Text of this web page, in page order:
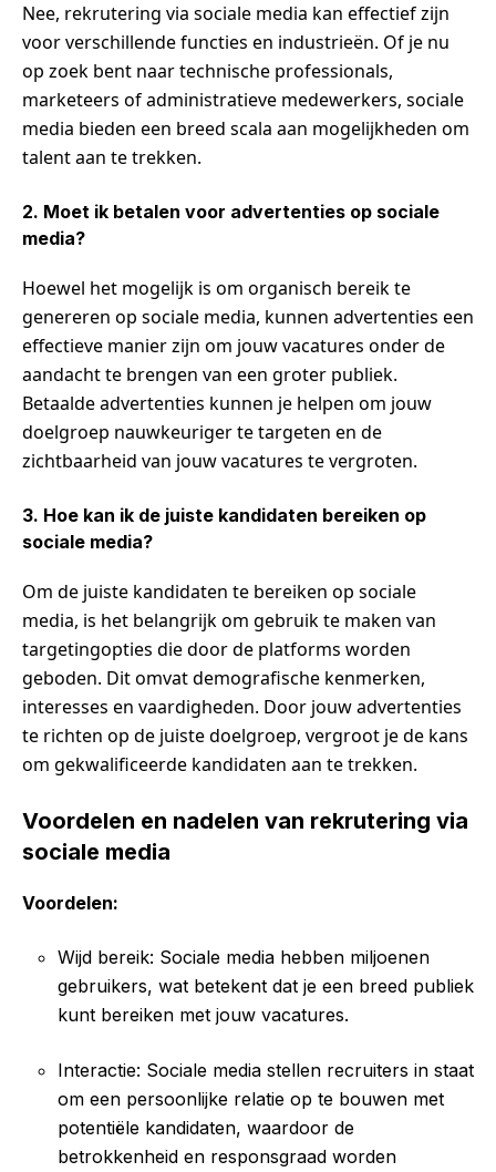
Nee, rekrutering via sociale media kan effectief zijn
voor verschillende functies en industrieën. Of je nu
op zoek bent naar technische professionals,
marketeers of administratieve medewerkers, sociale
media bieden een breed scala aan mogelijkheden om
talent aan te trekken.
2. Moet ik betalen voor advertenties op sociale
media?
Hoewel het mogelijk is om organisch bereik te
genereren op sociale media, kunnen advertenties een
effectieve manier zijn om jouw vacatures onder de
aandacht te brengen van een groter publiek.
Betaalde advertenties kunnen je helpen om jouw
doelgroep nauwkeuriger te targeten en de
zichtbaarheid van jouw vacatures te vergroten.
3. Hoe kan ik de juiste kandidaten bereiken op
sociale media?
Om de juiste kandidaten te bereiken op sociale
media, is het belangrijk om gebruik te maken van
targetingopties die door de platforms worden
geboden. Dit omvat demografische kenmerken,
interesses en vaardigheden. Door jouw advertenties
te richten op de juiste doelgroep, vergroot je de kans
om gekwalificeerde kandidaten aan te trekken.
Voordelen en nadelen van rekrutering via
sociale media
Voordelen:
Wijd bereik: Sociale media hebben miljoenen
gebruikers, wat betekent dat je een breed publiek
kunt bereiken met jouw vacatures.
Interactie: Sociale media stellen recruiters in staat
om een persoonlijke relatie op te bouwen met
potentiële kandidaten, waardoor de
betrokkenheid en responsgraad worden